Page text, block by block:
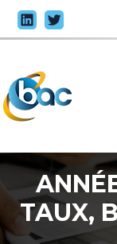
Aller
au
TAUX,